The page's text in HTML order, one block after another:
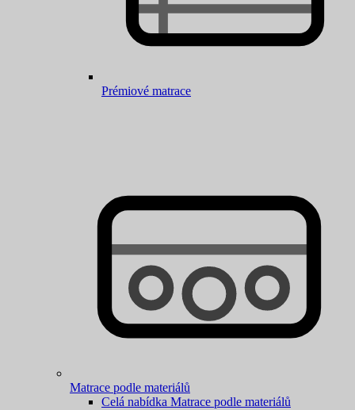
Prémiové matrace
Matrace podle materiálů
Celá nabídka Matrace podle materiálů